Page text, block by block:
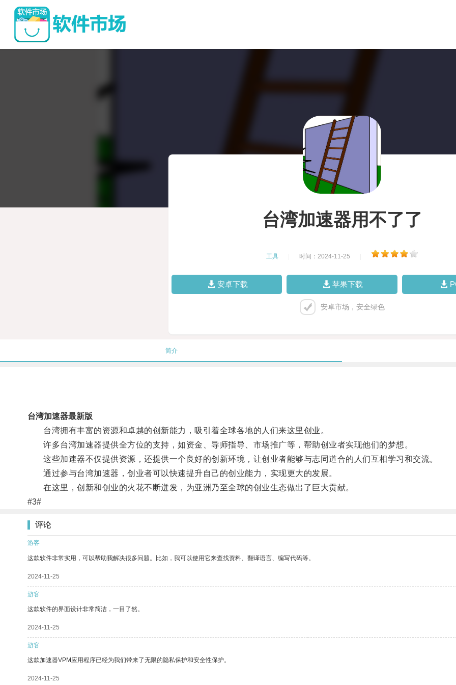
台湾加速器用不了了
工具 时间：2024-11-25
安卓下载 苹果下载
安卓市场，安全绿色
简介
台湾加速器最新版
台湾拥有丰富的资源和卓越的创新能力，吸引着全球各地的人们来这里创业。
许多台湾加速器提供全方位的支持，如资金、导师指导、市场推广等，帮助创业者实现他们的梦想。
这些加速器不仅提供资源，还提供一个良好的创新环境，让创业者能够与志同道合的人们互相学习和交流。
通过参与台湾加速器，创业者可以快速提升自己的创业能力，实现更大的发展。
在这里，创新和创业的火花不断迸发，为亚洲乃至全球的创业生态做出了巨大贡献。
#3#
评论
游客
这款软件非常实用，可以帮助我解决很多问题。比如，我可以使用它来查找资料、翻译语言、编写代码等。
2024-11-25
游客
这款软件的界面设计非常简洁，一目了然。
2024-11-25
游客
这款加速器VPM应用程序已经为我们带来了无限的隐私保护和安全性保护。
2024-11-25